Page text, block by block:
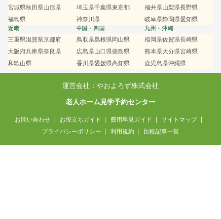
宮城県秋田県山形県
福島県
埼玉県千葉県東京都
神奈川県
福井県山梨県長野県
岐阜県静岡県愛知県
近畿
三重県滋賀県京都府
大阪府兵庫県奈良県
和歌山県
中国・四国
鳥取県島根県岡山県
広島県山口県徳島県
香川県愛媛県高知県
九州・沖縄
福岡県佐賀県長崎県
熊本県大分県宮崎県
鹿児島県沖縄県
運営会社：やおよろず株式会社
老人ホーム見学予約センター
お問い合わせ お役立ちガイド 費用早見ガイド
サイトマップ
プライバシーポリシー
利用規約 比較記事一覧